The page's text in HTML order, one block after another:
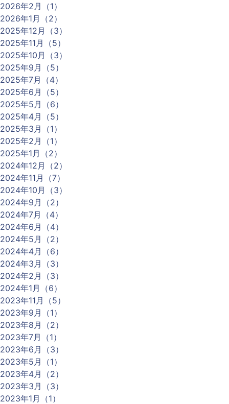
2026年2月（1）
2026年1月（2）
2025年12月（3）
2025年11月（5）
2025年10月（3）
2025年9月（5）
2025年7月（4）
2025年6月（5）
2025年5月（6）
2025年4月（5）
2025年3月（1）
2025年2月（1）
2025年1月（2）
2024年12月（2）
2024年11月（7）
2024年10月（3）
2024年9月（2）
2024年7月（4）
2024年6月（4）
2024年5月（2）
2024年4月（6）
2024年3月（3）
2024年2月（3）
2024年1月（6）
2023年11月（5）
2023年9月（1）
2023年8月（2）
2023年7月（1）
2023年6月（3）
2023年5月（1）
2023年4月（2）
2023年3月（3）
2023年1月（1）